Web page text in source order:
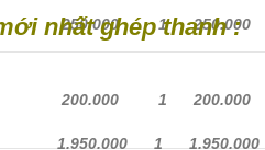
250.000 1 250.000
200.000 1 200.000
nhất ghép thanh :
1.950.000 1 1.950.000